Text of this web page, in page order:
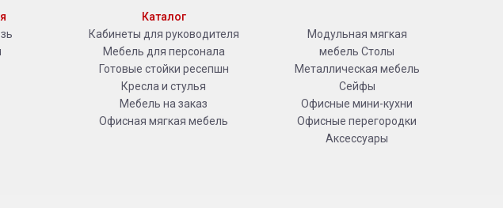
Каталог
Кабинеты для руководителя
Мебель для персонала
Готовые стойки ресепшн
Кресла и стулья
Мебель на заказ
Офисная мягкая мебель
Модульная мягкая
мебель Столы
Металлическая мебель
Сейфы
Офисные мини-кухни
Офисные перегородки
Аксессуары